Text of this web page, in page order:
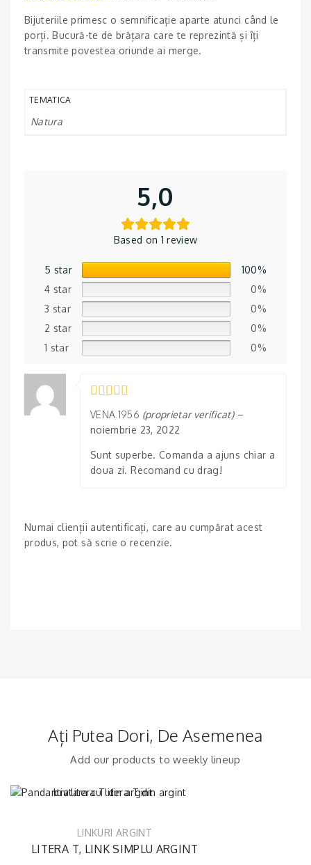
Bijuteriile primesc o semnificație aparte atunci când le
porți. Bucură-te de brățara care te reprezintă și îți
transmite povestea oriunde ai merge.
TEMATICA
Natura
5,0
Based on 1 review
5 star
100%
4 star
0%
3 star
0%
2 star
0%
1 star
0%
VENA.1956 (proprietar verificat) –
noiembrie 23, 2022
Sunt superbe. Comanda a ajuns chiar a
doua zi. Recomand cu drag!
Numai clienții autentificați, care au cumpărat acest
produs, pot să scrie o recenzie.
Ați Putea Dori, De Asemenea
Add our products to weekly lineup
LINKURI ARGINT
LITERA T, LINK SIMPLU ARGINT